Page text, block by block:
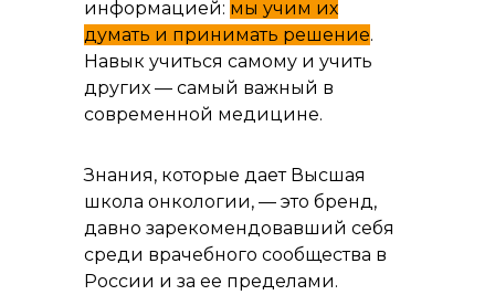
Знания, которые дает Высшая
школа онкологии, — это бренд,
давно зарекомендовавший себя
среди врачебного сообщества в
России и за ее пределами.
информацией: мы учим их
думать и принимать решение.
Навык учиться самому и учить
других — самый важный в
современной медицине.